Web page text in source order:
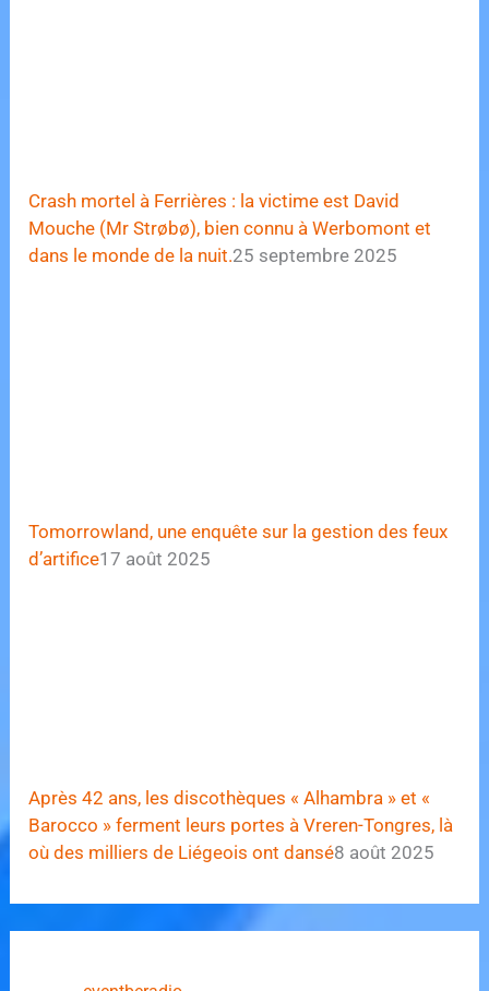
Crash mortel à Ferrières : la victime est David
Mouche (Mr Strøbø), bien connu à Werbomont et
dans le monde de la nuit.25 septembre 2025
Tomorrowland, une enquête sur la gestion des feux
d’artifice17 août 2025
Après 42 ans, les discothèques « Alhambra » et «
Barocco » ferment leurs portes à Vreren-Tongres, là
où des milliers de Liégeois ont dansé8 août 2025